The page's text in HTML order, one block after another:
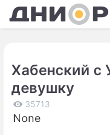
Хабенский с
девушку
35713
None